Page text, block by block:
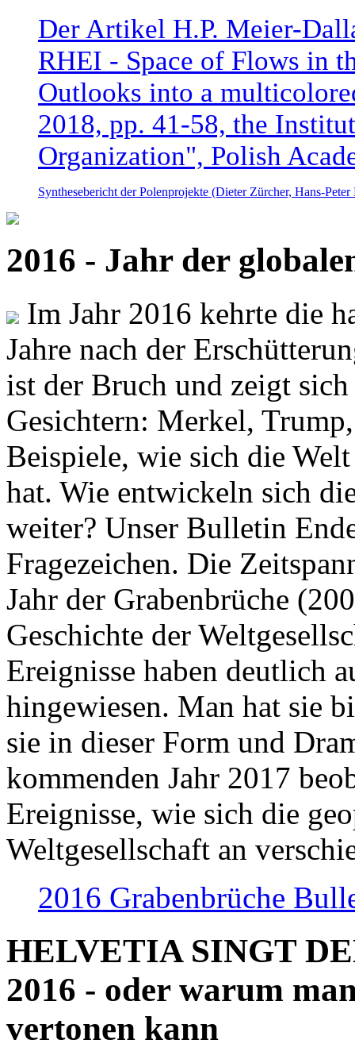
Der Artikel H.P. Meier-
RHEI - Space of Flows in
Outlooks into a
2018, pp. 41-58, the
Organization", Polish
Synthesebericht der Polenprojekte (Dieter Zürcher, Hans-
2016 - Jahr der
Im Jahr 2016 kehrte die
Jahre nach der
ist der Bruch und zeigt
Gesichtern: Merkel,
Beispiele, wie sich die
hat. Wie entwickeln sich
weiter? Unser Bulletin
Fragezeichen. Die
Jahr der Grabenbrüche
Geschichte der
Ereignisse haben deutlich
hingewiesen. Man hat sie
sie in dieser Form und
kommenden Jahr 2017
Ereignisse, wie sich die
Weltgesellschaft an
2016 Grabenbrüche
HELVETIA SINGT
2016 - oder warum
vertonen kann